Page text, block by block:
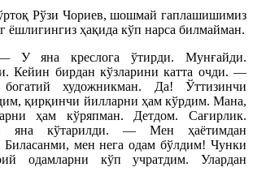
Рўзи Чориев, шошмай гаплашишимиз
ёшлигингиз ҳақида кўп нарса билмайман.
яна креслога ўтирди. Мунғайди.
Кейин бирдан кўзларини катта очди. —
художникман. Да! Ўттизинчи
қирқинчи йилларни ҳам кўрдим. Мана,
ҳам кўряпман. Детдом. Сағирлик.
кўтарилди. — Мен ҳаётимдан
мен нега одам бўлдим! Чунки
одамларни кўп учратдим. Улардан